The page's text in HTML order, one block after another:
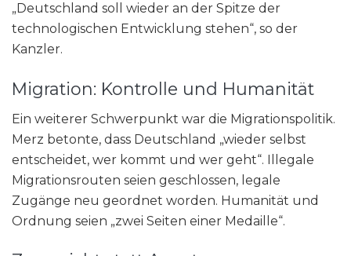
„Deutschland soll wieder an der Spitze der
technologischen Entwicklung stehen“, so der
Kanzler.
Migration: Kontrolle und Humanität
Ein weiterer Schwerpunkt war die Migrationspolitik.
Merz betonte, dass Deutschland „wieder selbst
entscheidet, wer kommt und wer geht“. Illegale
Migrationsrouten seien geschlossen, legale
Zugänge neu geordnet worden. Humanität und
Ordnung seien „zwei Seiten einer Medaille“.